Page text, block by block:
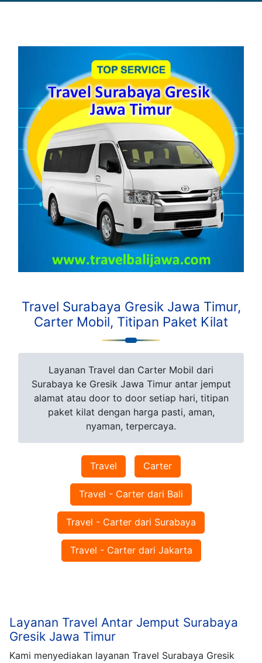
Travel Surabaya Gresik Jawa Timur,
Carter Mobil, Titipan Paket Kilat
Layanan Travel dan Carter Mobil dari
Surabaya ke Gresik Jawa Timur antar jemput
alamat atau door to door setiap hari, titipan
paket kilat dengan harga pasti, aman,
nyaman, terpercaya.
Travel Carter
Travel - Carter dari Bali
Travel - Carter dari Surabaya
Travel - Carter dari Jakarta
Layanan Travel Antar Jemput Surabaya
Gresik Jawa Timur
Kami menyediakan layanan Travel Surabaya Gresik